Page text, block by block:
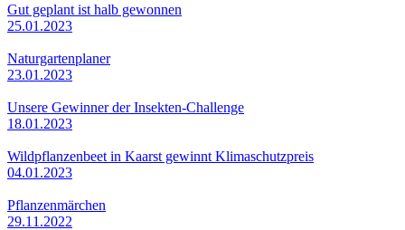
Gut geplant ist halb gewonnen
25.01.2023
Naturgartenplaner
23.01.2023
Unsere Gewinner der Insekten-Challenge
18.01.2023
Wildpflanzenbeet in Kaarst gewinnt Klimaschutzpreis
04.01.2023
Pflanzenmärchen
29.11.2022